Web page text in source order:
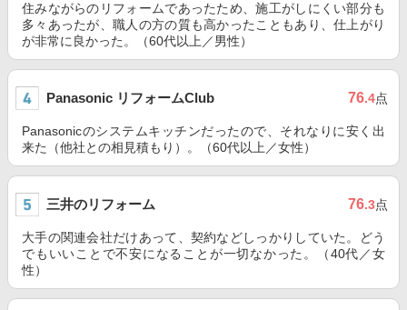
住みながらのリフォームであったため、施工がしにくい部分も
多々あったが、職人の方の質も高かったこともあり、仕上がり
が非常に良かった。（60代以上／男性）
Panasonic リフォームClub 76.4点
Panasonicのシステムキッチンだったので、それなりに安く出
来た（他社との相見積もり）。（60代以上／女性）
三井のリフォーム 76.3点
大手の関連会社だけあって、契約などしっかりしていた。どう
でもいいことで不安になることが一切なかった。（40代／女
性）